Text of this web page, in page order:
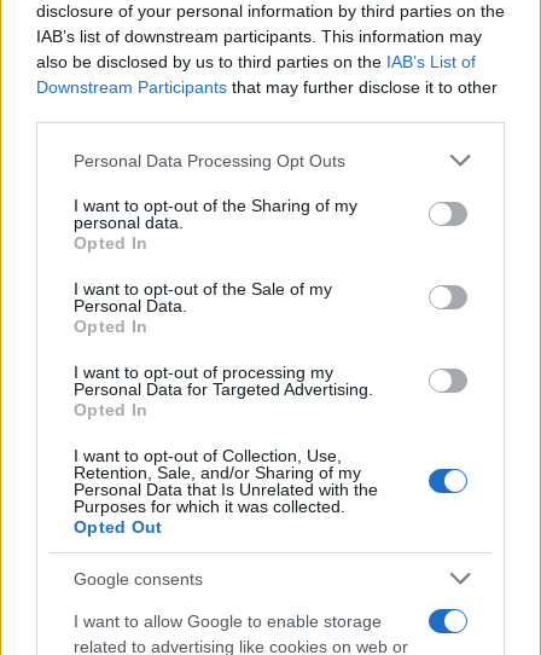
disclosure of your personal information by third parties on the
IAB’s list of downstream participants. This information may
also be disclosed by us to third parties on the IAB’s List of
Downstream Participants that may further disclose it to other
Please note that this website/app uses one or more Google
not limited to your visit or usage behaviour. You may click to
grant or deny consent to Google and its third-party tags to
use your data for below specified purposes in below Google
consent section.
Personal Data Processing Opt Outs
I want to opt-out of the Sharing of my
personal data.
Opted In
I want to opt-out of the Sale of my
Personal Data.
Opted In
I want to opt-out of processing my
Personal Data for Targeted Advertising.
Opted In
I want to opt-out of Collection, Use,
Retention, Sale, and/or Sharing of my
Personal Data that Is Unrelated with the
Purposes for which it was collected.
Opted Out
Google consents
I want to allow Google to enable storage
related to advertising like cookies on web or
. Το site προστατεύεται από reCAPTCHA, ισχύουν
Πολιτική Απορρήτου&Όροι Χρήσηςτης Google.
Media
Share:
Ακολουθήστε το Νewsit.gr στο Google News
ενημερωθείτε πρώτοι για όλη την ειδησεογραφία και τα
Πιο δημοφιλή
Τουρισμός για Όλους 2026: Σήμερα ανοίγει
η πλατφόρμα – Ποια ΑΦΜ προηγούνται
στις αιτήσεις
Κυψέλη: Ο περίεργος ηλικιωμένος και το
ταξίδι στην Αράχωβα – Όσα ισχυρίστηκε ο
26χρονος για τον θάνατο της Βρετανίδας
Μύκονος: Βίντεο με τους αστυνομικούς να